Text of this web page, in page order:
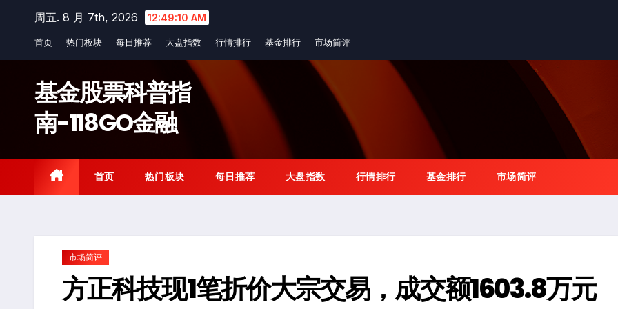
content
周五. 8 月 7th, 2026 12:49:11 AM
首页 热门板块 每日推荐 大盘指数 行情排行 基金排行 市场简评
基金股票科普指
南-118GO金融
首页 热门板块 每日推荐 大盘指数 行情排行 基金排行 市场简评
市场简评
方正科技现1笔折价大宗交易，成交额1603.8万元